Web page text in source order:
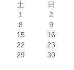
土 日
1
2
8
9
15
16
22
23
29
30